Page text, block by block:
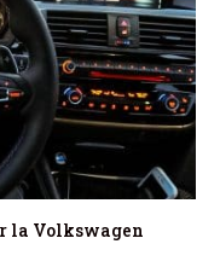
la Volkswagen